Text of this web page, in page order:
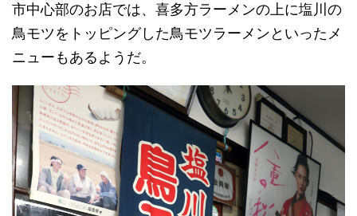
市中心部のお店では、喜多方ラーメンの上に塩川の
鳥モツをトッピングした鳥モツラーメンといったメ
ニューもあるようだ。